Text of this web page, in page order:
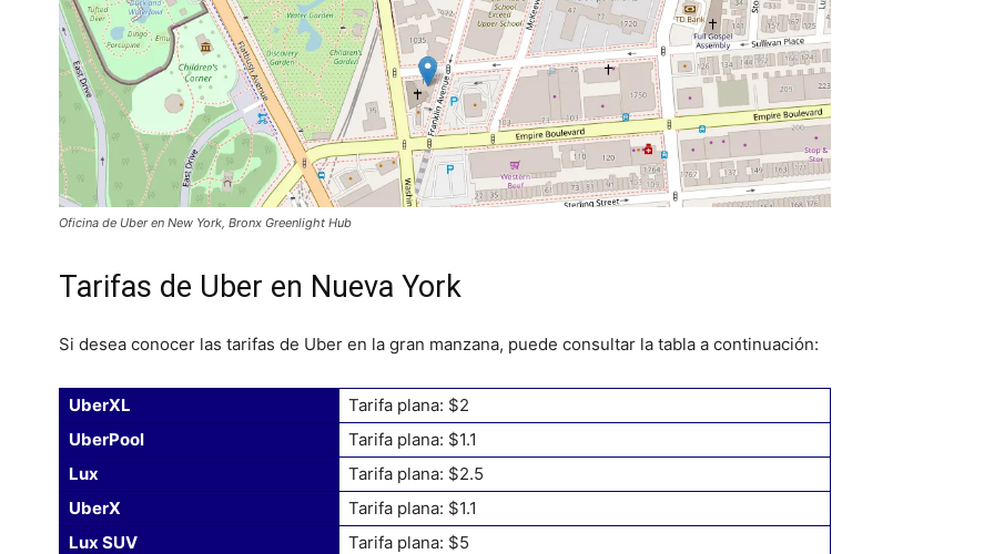
Oficina de Uber en New York, Bronx Greenlight Hub
Tarifas de Uber en Nueva York
Si desea conocer las tarifas de Uber en la gran manzana, puede consultar la tabla a continuación:
UberXL
Tarifa plana: $2
UberPool
Tarifa plana: $1.1
Lux
Tarifa plana: $2.5
UberX
Tarifa plana: $1.1
Lux SUV
Tarifa plana: $5